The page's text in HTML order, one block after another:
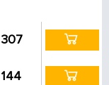
307
144